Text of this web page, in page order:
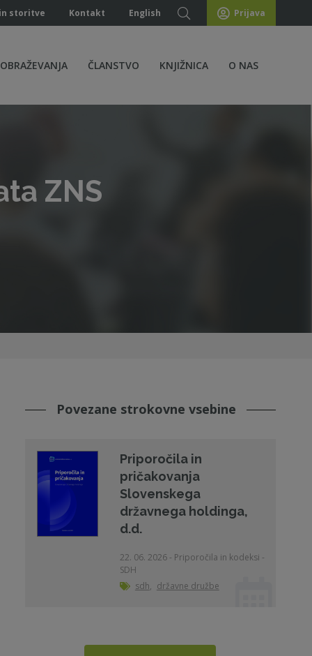
storitve Kontakt English Prijava
ČLANSTVO KNJIŽNICA O NAS
ZNS
Povezane strokovne vsebine
Priporočila in
pričakovanja
Slovenskega
državnega holdinga,
d.d.
22. 06. 2026 - Priporočila in kodeksi -
SDH
sdh, državne družbe